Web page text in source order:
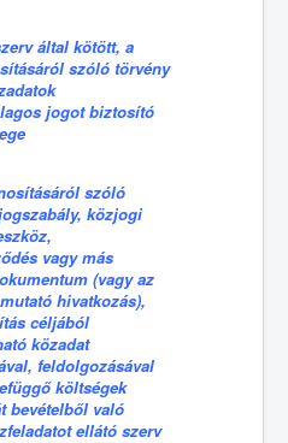
által kötött, a
szóló törvény
jogot biztosító
szóló
közjogi
vagy más
(vagy az
hivatkozás),
céljából
közadat
feldolgozásával
költségek
bevételből való
ellátó szerv